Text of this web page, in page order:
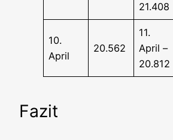
21.408
10.
April
20.562
11.
April –
20.812
Fazit